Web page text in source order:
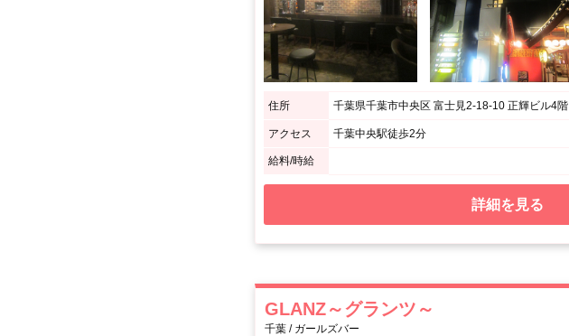
住所 千葉県千葉市中央区 富士見2-18-10 正輝ビル4階
アクセス 千葉中央駅徒歩2分
給料/時給
詳細を見る
GLANZ～グランツ～
千葉 / ガールズバー